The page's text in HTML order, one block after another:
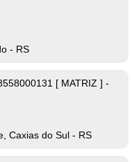
- RS
[ MATRIZ ] -
Caxias do Sul - RS